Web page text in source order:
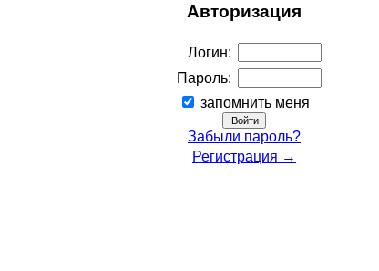
Авторизация
Логин:
Пароль:
запомнить меня
Забыли пароль?
Регистрация →